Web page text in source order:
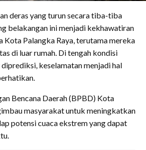
deras yang turun secara tiba-tiba
belakangan ini menjadi kekhawatiran
Kota Palangka Raya, terutama mereka
di luar rumah. Di tengah kondisi
keselamatan menjadi hal
Bencana Daerah (BPBD) Kota
masyarakat untuk meningkatkan
potensi cuaca ekstrem yang dapat